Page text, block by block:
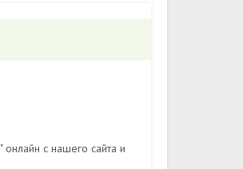
" онлайн с нашего сайта и